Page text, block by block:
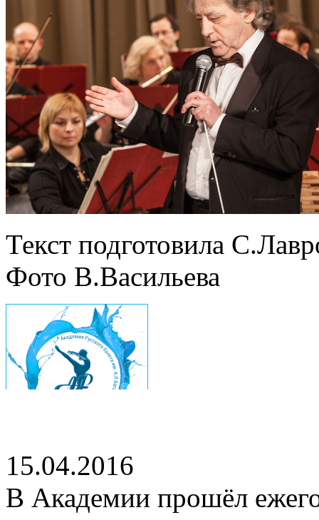
Текст подготовила
Фото В.Васильева
15.04.2016
В Академии прошёл